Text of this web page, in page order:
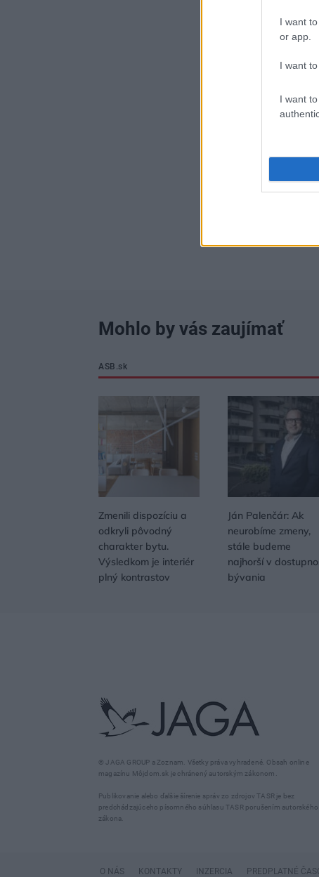
I want
or app.
I want
I want
Mohlo by vás zaujímať
ASB.sk
Zmenili dispozíciu a
odkryli pôvodný
charakter bytu.
Výsledkom je interiér
plný kontrastov
Ján Palenčár: Ak
neurobíme zmeny,
stále budeme
najhorší v
bývania
© JAGA GROUP a Zoznam. Všetky práva vyhradené. Obsah online
magazínu Môjdom.sk je chránený autorským zákonom.
Publikovanie alebo ďalšie šírenie správ zo zdrojov TASR je bez
predchádzajúceho písomného súhlasu TASR porušením autorského
zákona.
O NÁS KONTAKTY INZERCIA PREDPLATNÉ